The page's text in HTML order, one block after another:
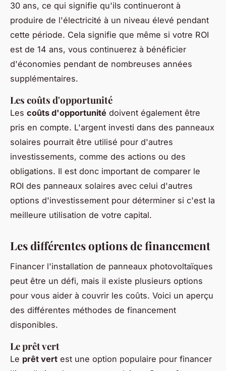
30 ans, ce qui signifie qu'ils continueront à
produire de l'électricité à un niveau élevé pendant
cette période. Cela signifie que même si votre ROI
est de 14 ans, vous continuerez à bénéficier
d'économies pendant de nombreuses années
supplémentaires.
Les coûts d'opportunité
Les coûts d'opportunité doivent également être
pris en compte. L'argent investi dans des panneaux
solaires pourrait être utilisé pour d'autres
investissements, comme des actions ou des
obligations. Il est donc important de comparer le
ROI des panneaux solaires avec celui d'autres
options d'investissement pour déterminer si c'est la
meilleure utilisation de votre capital.
Les différentes options de financement
Financer l'installation de panneaux photovoltaïques
peut être un défi, mais il existe plusieurs options
pour vous aider à couvrir les coûts. Voici un aperçu
des différentes méthodes de financement
disponibles.
Le prêt vert
Le prêt vert est une option populaire pour financer